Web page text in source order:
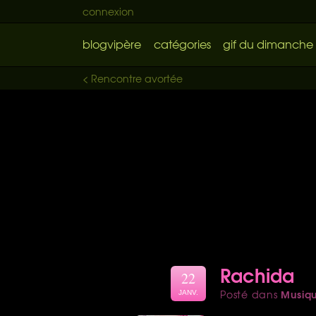
connexion
blogvipère catégories gif du dimanche
< Rencontre avortée
Rachida
Posté dans
22
JANV.